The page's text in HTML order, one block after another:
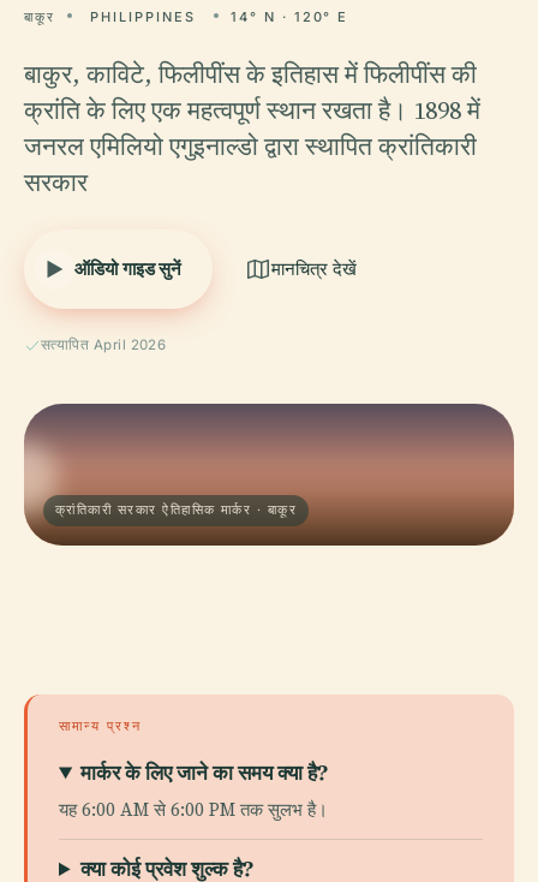
बाकूर PHILIPPINES 14° N · 120° E
बाकुर, काविटे, फिलीपींस के इतिहास में फिलीपींस की
क्रांति के लिए एक महत्वपूर्ण स्थान रखता है। 1898 में
जनरल एमिलियो एगुइनाल्डो द्वारा स्थापित क्रांतिकारी
सरकार
ऑडियो गाइड सुनें मानचित्र देखें
सत्यापित April 2026
क्रांतिकारी सरकार ऐतिहासिक मार्कर · बाकूर
सामान्य प्रश्न
मार्कर के लिए जाने का समय क्या है?
यह 6:00 AM से 6:00 PM तक सुलभ है।
क्या कोई प्रवेश शुल्क है?